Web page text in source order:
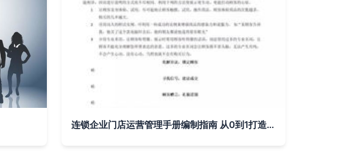
连锁企业门店运营管理手册编制指南 从0到1打造高效执行体系